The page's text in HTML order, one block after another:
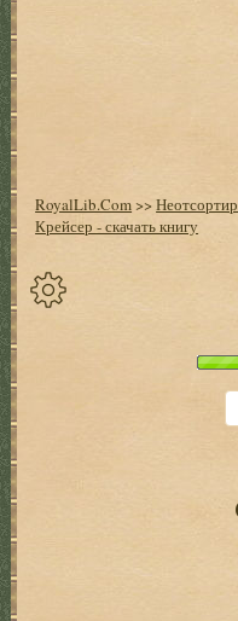
RoyalLib.Com>>
Крейсер - скачать книгу